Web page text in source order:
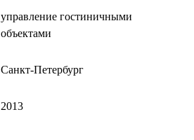
управление гостиничными
объектами
Санкт-Петербург
2013